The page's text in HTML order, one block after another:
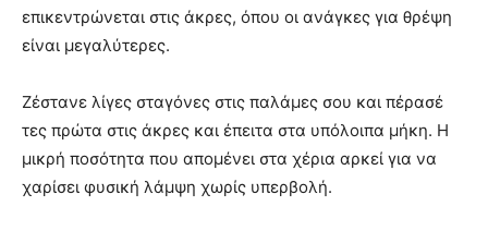
επικεντρώνεται στις άκρες, όπου οι ανάγκες για θρέψη
είναι μεγαλύτερες.
Ζέστανε λίγες σταγόνες στις παλάμες σου και πέρασέ
τες πρώτα στις άκρες και έπειτα στα υπόλοιπα μήκη. Η
μικρή ποσότητα που απομένει στα χέρια αρκεί για να
χαρίσει φυσική λάμψη χωρίς υπερβολή.